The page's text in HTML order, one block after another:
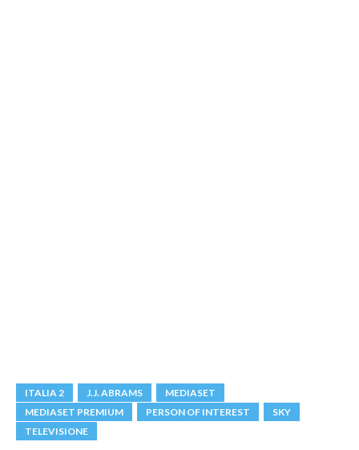
ITALIA 2 J.J. ABRAMS
MEDIASET
MEDIASET PREMIUM
PERSON OF INTEREST
SKY
TELEVISIONE